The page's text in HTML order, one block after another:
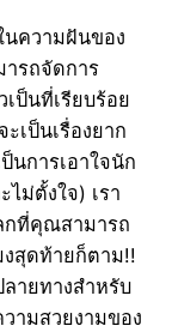
นความฝันของ
ารถจัดการ
เป็นที่เรียบร้อย
เป็นเรื่องยาก
นการเอาใจนัก
ม่ตั้งใจ) เรา
กที่คุณสามารถ
สุดท้ายก็ตาม!!
ายทางสำหรับ
ามสวยงามของ